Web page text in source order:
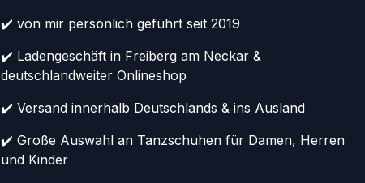
✔️ von mir persönlich geführt seit 2019
✔️ Ladengeschäft in Freiberg am Neckar &
deutschlandweiter Onlineshop
✔️ Versand innerhalb Deutschlands & ins Ausland
✔️ Große Auswahl an Tanzschuhen für Damen, Herren
und Kinder